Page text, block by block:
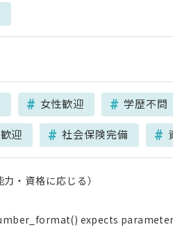
女性歓迎 学歴不問
迎 社会保険完備
力・資格に応じる）
expects